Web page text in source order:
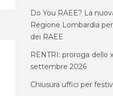
Do You RAEE? La
Regione Lombardia
dei RAEE
RENTRI: proroga dello
settembre 2026
Chiusura uffici per